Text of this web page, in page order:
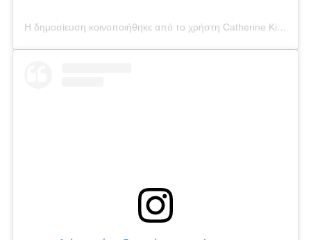
Η δημοσίευση κοινοποιήθηκε από το χρήστη Catherine Kikilia (@catherine_kikilia)